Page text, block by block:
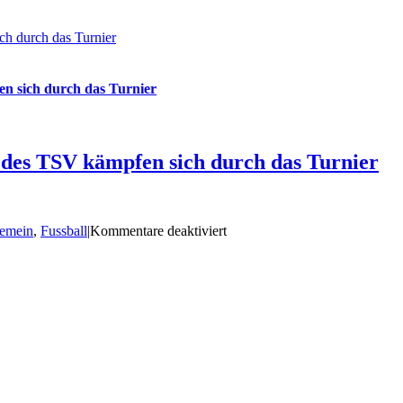
TSV
durch das Turnier
sich durch das Turnier
TSV kämpfen sich durch das Turnier
, Fussball|Kommentare deaktiviertfür